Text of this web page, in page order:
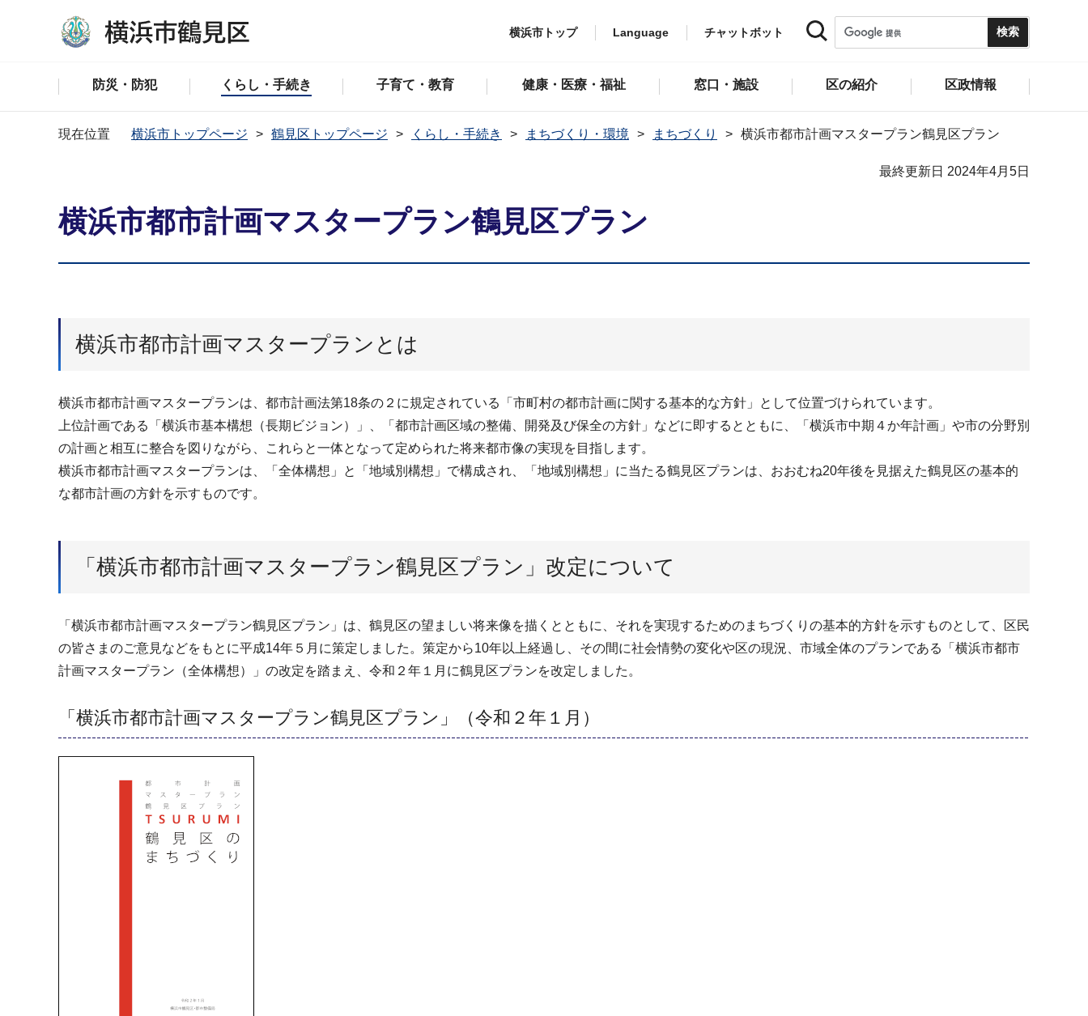
横浜市トップ Language チャットボット
防災・防犯 くらし・手続き 子育て・教育 健康・医療・福祉 窓口・施設 区の紹介 区政情報
現在位置 横浜市トップページ 鶴見区トップページ くらし・手続き まちづくり・環境 まちづくり 横浜市都市計画マスタープラン鶴見区プラン
最終更新日 2024年4月5日
横浜市都市計画マスタープラン鶴見区プラン
横浜市都市計画マスタープランとは
横浜市都市計画マスタープランは、都市計画法第18条の２に規定されている「市町村の都市計画に関する基本的な方針」として位置づけられています。
上位計画である「横浜市基本構想（長期ビジョン）」、「都市計画区域の整備、開発及び保全の方針」などに即するとともに、「横浜市中期４か年計画」や市の分野別
の計画と相互に整合を図りながら、これらと一体となって定められた将来都市像の実現を目指します。
横浜市都市計画マスタープランは、「全体構想」と「地域別構想」で構成され、「地域別構想」に当たる鶴見区プランは、おおむね20年後を見据えた鶴見区の基本的
な都市計画の方針を示すものです。
「横浜市都市計画マスタープラン鶴見区プラン」改定について
「横浜市都市計画マスタープラン鶴見区プラン」は、鶴見区の望ましい将来像を描くとともに、それを実現するためのまちづくりの基本的方針を示すものとして、区民
の皆さまのご意見などをもとに平成14年５月に策定しました。策定から10年以上経過し、その間に社会情勢の変化や区の現況、市域全体のプランである「横浜市都市
計画マスタープラン（全体構想）」の改定を踏まえ、令和２年１月に鶴見区プランを改定しました。
「横浜市都市計画マスタープラン鶴見区プラン」（令和２年１月）